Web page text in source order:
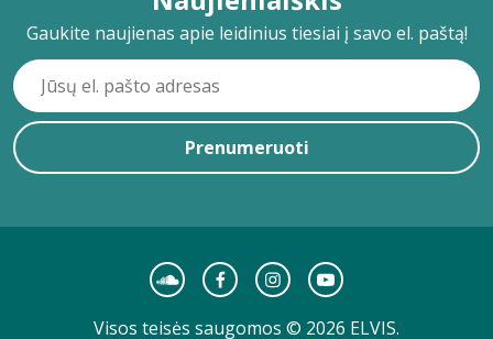
Gaukite naujienas apie leidinius tiesiai į savo el. paštą!
Prenumeruoti
Visos teisės saugomos © 2026 ELVIS.